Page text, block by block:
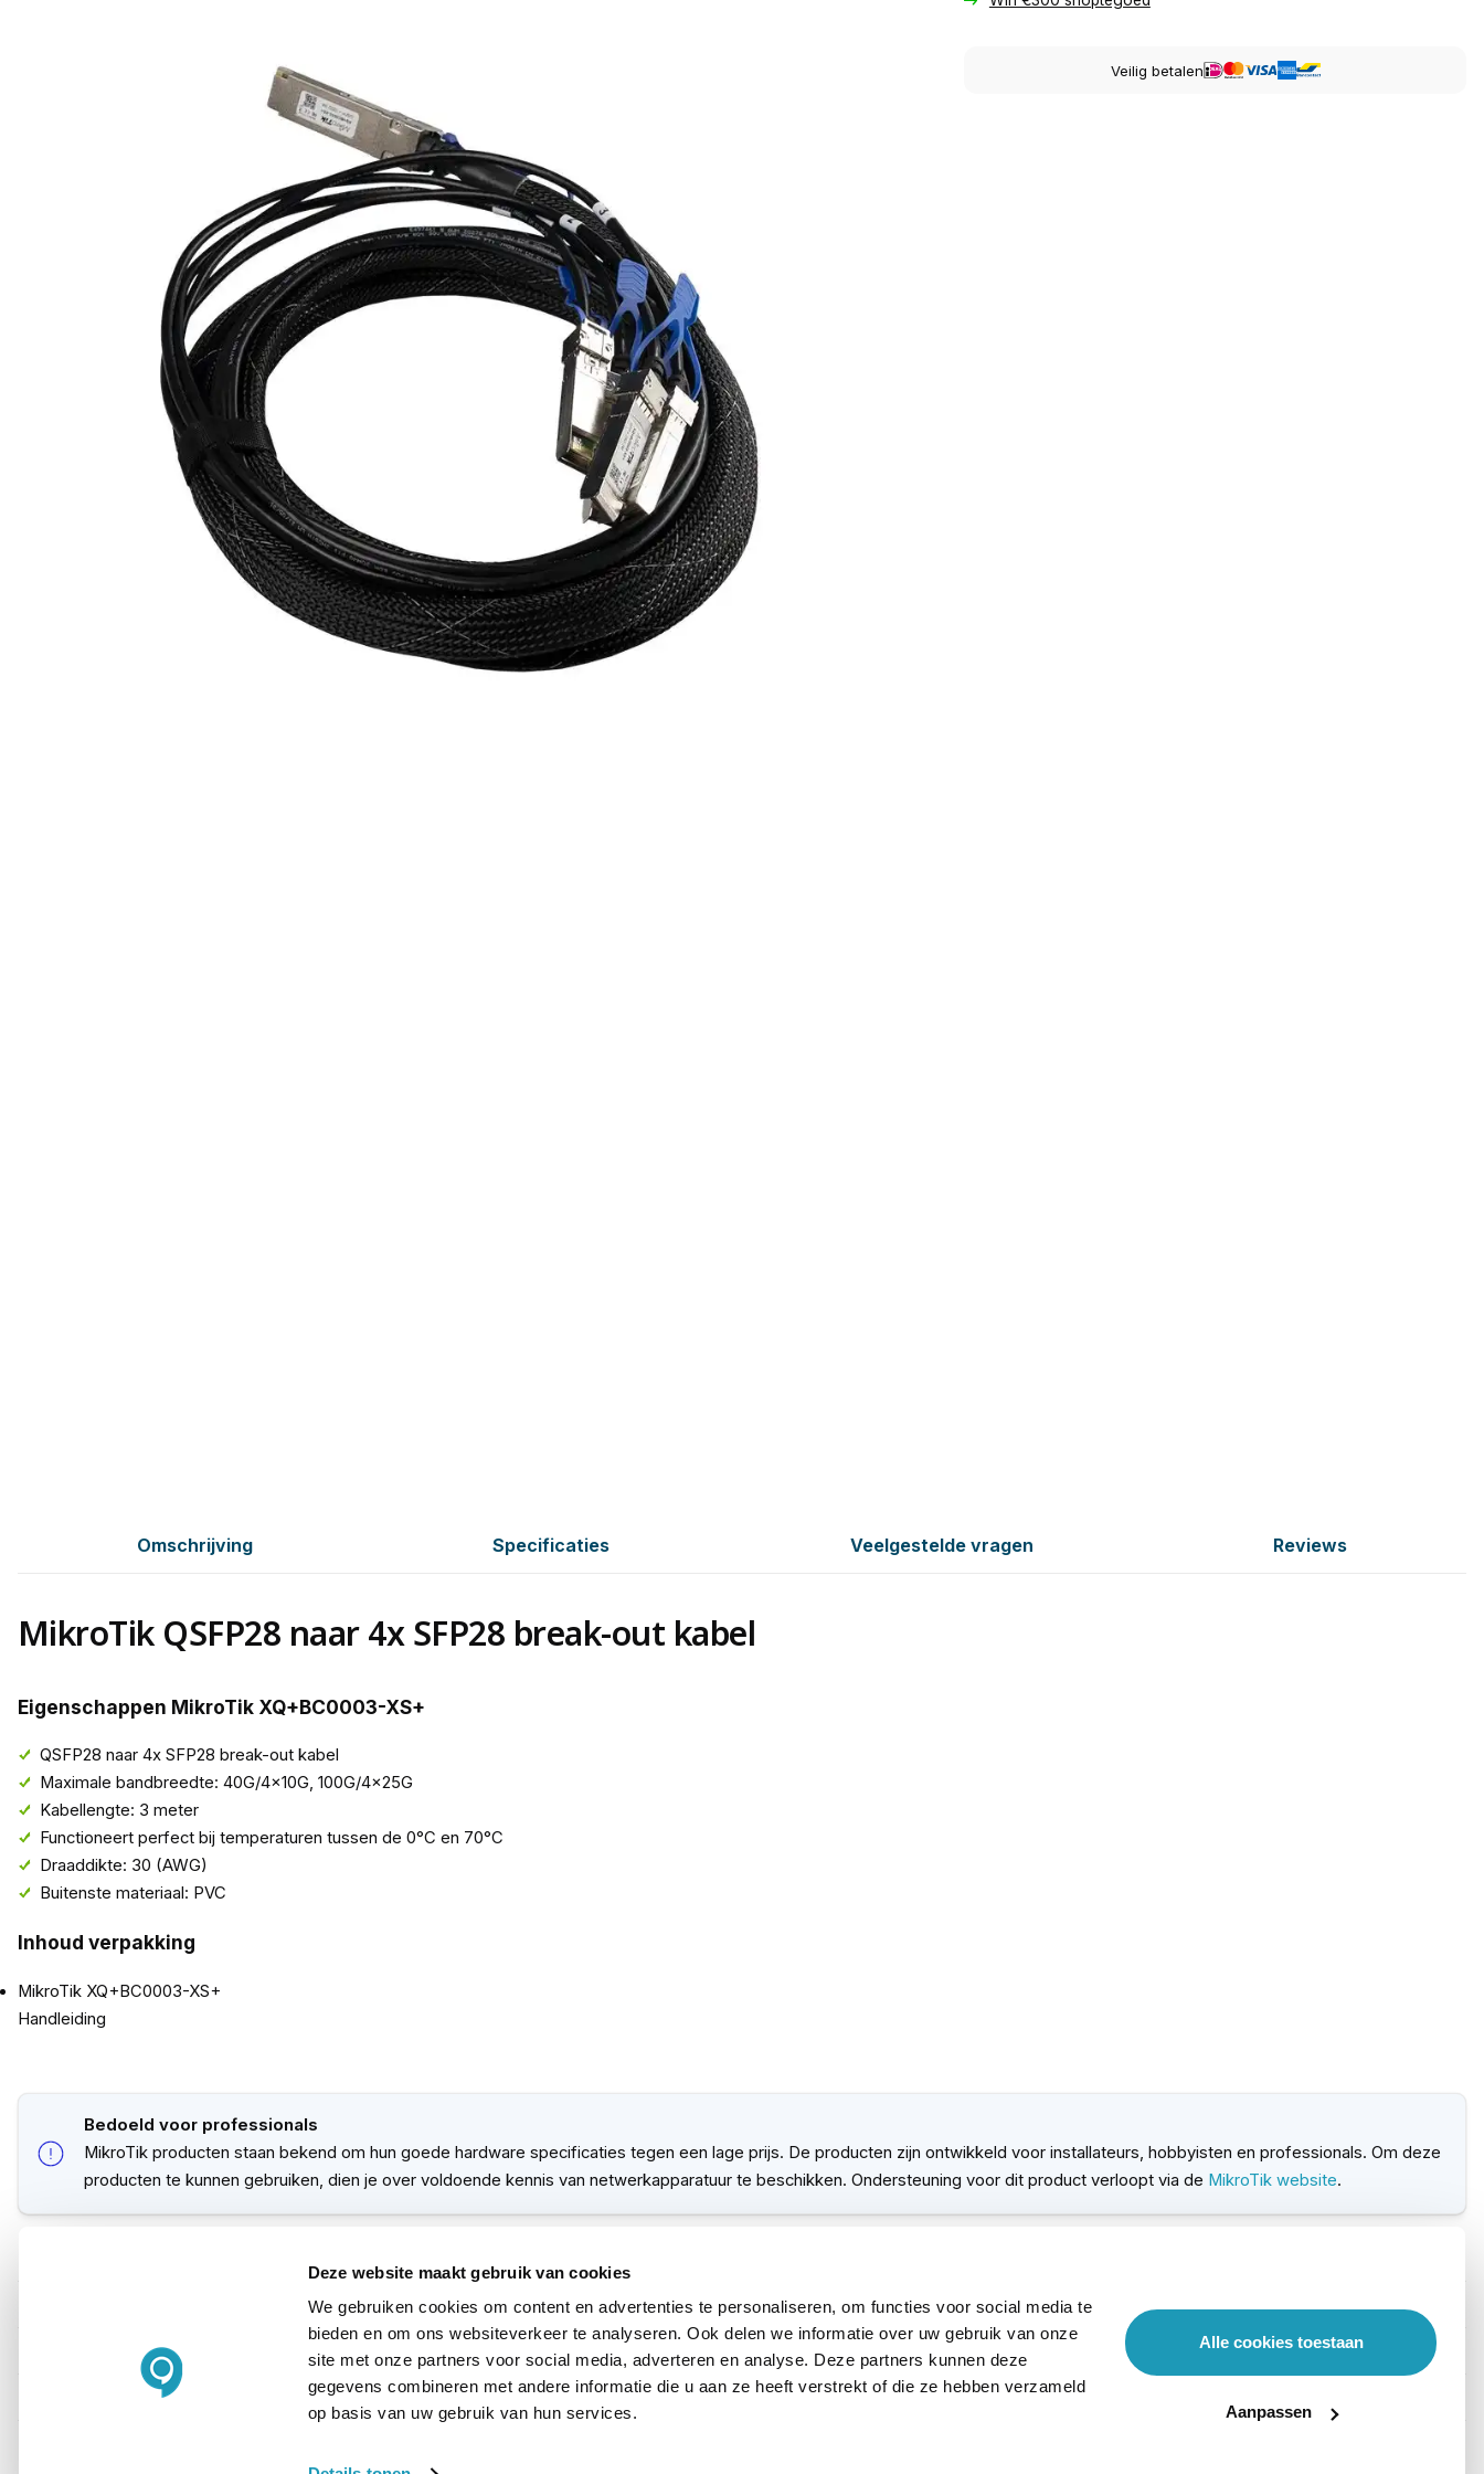
Deze website maakt gebruik van cookies
We gebruiken cookies om content en advertenties te personaliseren, om functies voor social media te
bieden en om ons websiteverkeer te analyseren. Ook delen we informatie over uw gebruik van onze
site met onze partners voor social media, adverteren en analyse. Deze partners kunnen deze
gegevens combineren met andere informatie die u aan ze heeft verstrekt of die ze hebben verzameld
op basis van uw gebruik van hun services.
Alle cookies toestaan
Aanpassen
Veilig betalen
Omschrijving Specificaties Veelgestelde vragen Reviews
MikroTik QSFP28 naar 4x SFP28 break-out kabel
Eigenschappen MikroTik XQ+BC0003-XS+
QSFP28 naar 4x SFP28 break-out kabel
Maximale bandbreedte: 40G/4x10G, 100G/4x25G
Kabellengte: 3 meter
Functioneert perfect bij temperaturen tussen de 0°C en 70°C
Draaddikte: 30 (AWG)
Buitenste materiaal: PVC
Inhoud verpakking
MikroTik XQ+BC0003-XS+
Handleiding
Bedoeld voor professionals
MikroTik producten staan bekend om hun goede hardware specificaties tegen een lage prijs. De producten zijn ontwikkeld voor installateurs, hobbyisten en professionals. Om deze
producten te kunnen gebruiken, dien je over voldoende kennis van netwerkapparatuur te beschikken. Ondersteuning voor dit product verloopt via de MikroTik website.
MikroTik
XQ+BC0003-XS+
5704174955078